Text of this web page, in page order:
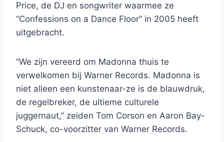
Price, de DJ en songwriter waarmee ze
“Confessions on a Dance Floor” in 2005 heeft
uitgebracht.
“We zijn vereerd om Madonna thuis te
verwelkomen bij Warner Records. Madonna is
niet alleen een kunstenaar-ze is de blauwdruk,
de regelbreker, de ultieme culturele
juggernaut,” zeiden Tom Corson en Aaron Bay-
Schuck, co-voorzitter van Warner Records.